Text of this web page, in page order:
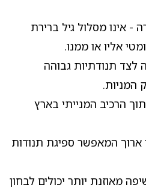
- אינו מסלול גיל ברירת
אליו או ממנו.
לצד תנודתיות גבוהה
המניות.
הרכיב המנייתי בארץ
ארוך המאפשר ספיגת תנודות
מאוזנת יותר יכולים לבחון